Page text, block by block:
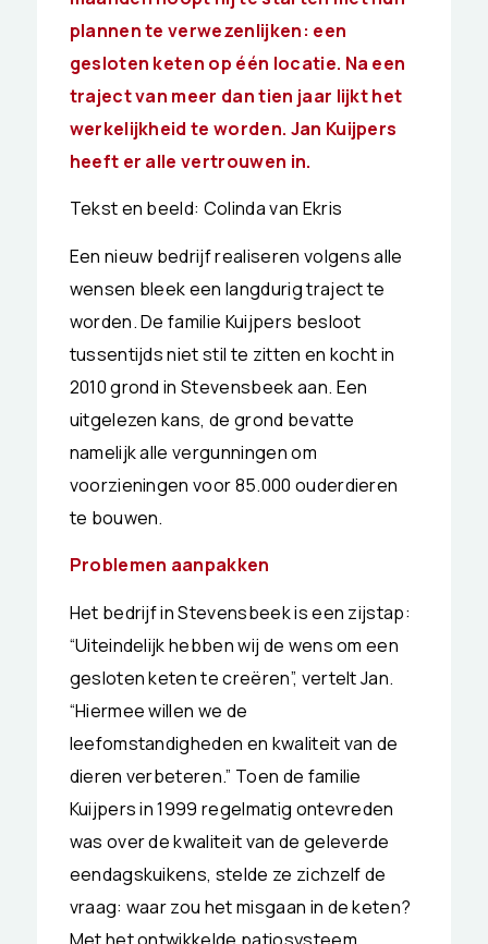
plannen te verwezenlijken: een
gesloten keten op één locatie. Na een
traject van meer dan tien jaar lijkt het
werkelijkheid te worden. Jan Kuijpers
heeft er alle vertrouwen in.
Tekst en beeld: Colinda van Ekris
Een nieuw bedrijf realiseren volgens alle
wensen bleek een langdurig traject te
worden. De familie Kuijpers besloot
tussentijds niet stil te zitten en kocht in
2010 grond in Stevensbeek aan. Een
uitgelezen kans, de grond bevatte
namelijk alle vergunningen om
voorzieningen voor 85.000 ouderdieren
te bouwen.
Problemen aanpakken
Het bedrijf in Stevensbeek is een zijstap:
“Uiteindelijk hebben wij de wens om een
gesloten keten te creëren”, vertelt Jan.
“Hiermee willen we de
leefomstandigheden en kwaliteit van de
dieren verbeteren.” Toen de familie
Kuijpers in 1999 regelmatig ontevreden
was over de kwaliteit van de geleverde
eendagskuikens, stelde ze zichzelf de
vraag: waar zou het misgaan in de keten?